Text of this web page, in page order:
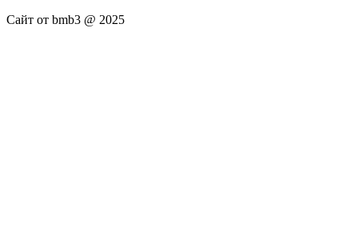
Сайт от bmb3 @ 2025